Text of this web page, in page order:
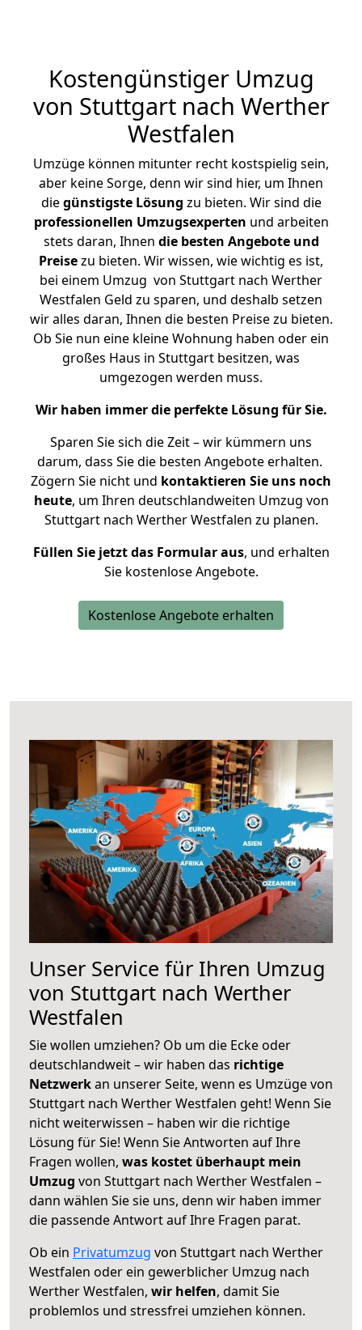
Kostengünstiger Umzug
von Stuttgart nach Werther
Westfalen
Umzüge können mitunter recht kostspielig sein,
aber keine Sorge, denn wir sind hier, um Ihnen
diegünstigste Lösung zu bieten. Wir sind die
professionellen Umzugsexperten und arbeiten
stets daran, Ihnen die besten Angebote und
Preisezu bieten. Wir wissen, wie wichtig es ist,
bei einem Umzug von Stuttgart nach Werther
Westfalen Geld zu sparen, und deshalb setzen
wir alles daran, Ihnen die besten Preise zu bieten.
Ob Sie nun eine kleine Wohnung haben oder ein
großes Haus in Stuttgart besitzen, was
umgezogen werden muss.
Wir haben immer die perfekte Lösung für Sie.
Sparen Sie sich die Zeit – wir kümmern uns
darum, dass Sie die besten Angebote erhalten.
Zögern Sie nicht und kontaktieren Sie uns noch
heute, um Ihren deutschlandweiten Umzug von
Stuttgart nach Werther Westfalen zu planen.
Füllen Sie jetzt das Formular aus, und erhalten
Sie kostenlose Angebote.
Kostenlose Angebote erhalten
Unser Service für Ihren Umzug
von Stuttgart nach Werther
Westfalen
Sie wollen umziehen? Ob um die Ecke oder
deutschlandweit – wir haben das richtige
Netzwerkan unserer Seite, wenn es Umzüge von
Stuttgart nach Werther Westfalen geht! Wenn Sie
nicht weiterwissen – haben wir die richtige
Lösung für Sie! Wenn Sie Antworten auf Ihre
Fragen wollen, was kostet überhaupt mein
Umzug von Stuttgart nach Werther Westfalen –
dann wählen Sie sie uns, denn wir haben immer
die passende Antwort auf Ihre Fragen parat.
Ob ein Privatumzug von Stuttgart nach Werther
Westfalen oder ein gewerblicher Umzug nach
Werther Westfalen, wir helfen, damit Sie
problemlos und stressfrei umziehen können.